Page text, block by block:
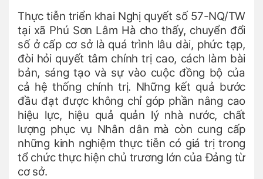
Thực tiễn triển khai Nghị quyết số 57-NQ/TW
tại xã Phú Sơn Lâm Hà cho thấy, chuyển đổi
số ở cấp cơ sở là quá trình lâu dài, phức tạp,
đòi hỏi quyết tâm chính trị cao, cách làm bài
bản, sáng tạo và sự vào cuộc đồng bộ của
cả hệ thống chính trị. Những kết quả bước
đầu đạt được không chỉ góp phần nâng cao
hiệu lực, hiệu quả quản lý nhà nước, chất
lượng phục vụ Nhân dân mà còn cung cấp
những kinh nghiệm thực tiễn có giá trị trong
tổ chức thực hiện chủ trương lớn của Đảng từ
cơ sở.